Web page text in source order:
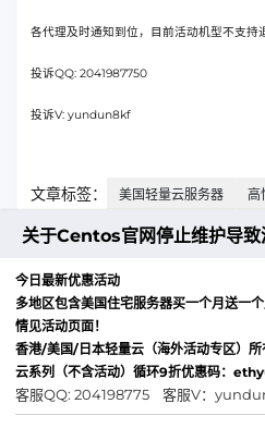
各代理及时通知到位，目前活动机型不支持
投诉QQ: 2041987750
投诉V: yundun8kf
文章标签： 美国轻量云服务器 高
上一篇：云盾八号退款协议
下一篇：美国机房38.150.4.0/24IP
关于Centos官网停止维护导致
今日最新优惠活动
多地区包含美国住宅服务器买一个月送一
情见活动页面！
香港/美国/日本轻量云（海外活动专区）所
云系列（不含活动）循环9折优惠码：
客服QQ: 204198775 客服V：